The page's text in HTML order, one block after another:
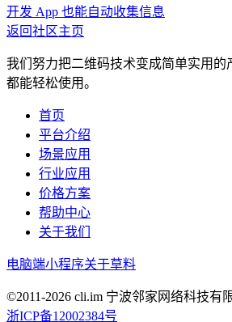
开发 App 也能自动收集信息
返回社区主页
我们努力把二维码技术变成简单实用的
都能轻松使用。
首页
平台介绍
场景应用
行业应用
价格方案
帮助中心
关于我们
电脑端小程序关于草料
©2011-2026 cli.im 宁波邻家网络科技有
浙ICP备12002384号